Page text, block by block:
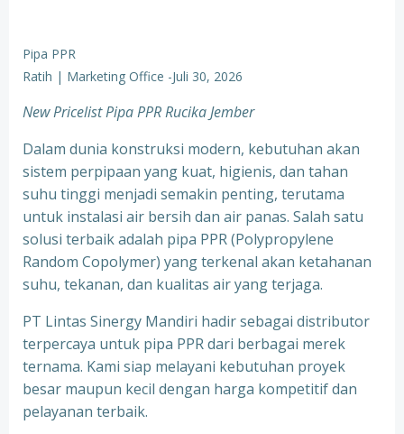
Pipa PPR
Ratih | Marketing Office -Juli 30, 2026
New Pricelist Pipa PPR Rucika Jember
Dalam dunia konstruksi modern, kebutuhan akan
sistem perpipaan yang kuat, higienis, dan tahan
suhu tinggi menjadi semakin penting, terutama
untuk instalasi air bersih dan air panas. Salah satu
solusi terbaik adalah pipa PPR (Polypropylene
Random Copolymer) yang terkenal akan ketahanan
suhu, tekanan, dan kualitas air yang terjaga.
PT Lintas Sinergy Mandiri hadir sebagai distributor
terpercaya untuk pipa PPR dari berbagai merek
ternama. Kami siap melayani kebutuhan proyek
besar maupun kecil dengan harga kompetitif dan
pelayanan terbaik.